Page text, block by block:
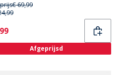
€ 69,99
Afgeprijsd